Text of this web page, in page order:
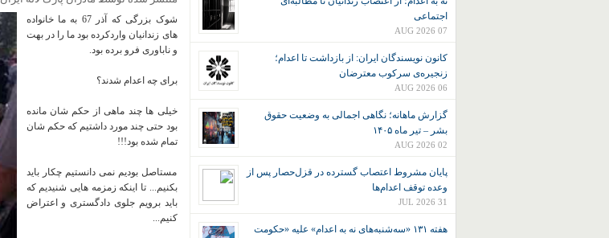
شوک بزرگی که آذر 67 به ما خانواده
های زندانیان واردکرده بود ما را در بهت
و ناباوری فرو برده بود.
برای چه اعدام شدند؟
خیلی ها چند ماهی از حکم شان مانده
بود حتی چند مورد داشتیم که حکم شان
تمام شده بود!!!
مستاصل بودیم نمی دانستیم چکار باید
بکنیم... تا اینکه زمزمه هایی شنیدیم که
باید برویم جلوی دادگستری و اعتراض
کنیم...
اجتماعی
07 AUG 2026
کانون نويسندگان ايران: از بازداشت تا اعدام؛
زنجیره‌ی سرکوب معترضان
06 AUG 2026
گزارش ماهانه؛ نگاهی اجمالی به وضعیت حقوق
بشر – تیر ماه ۱۴۰۵
02 AUG 2026
پایان مشروط اعتصاب گسترده در قزل‌حصار پس از
وعده توقف اعدام‌ها
31 JUL 2026
هفته ۱۳۱ «سه‌شنبه‌های نه به اعدام» علیه «حکومت